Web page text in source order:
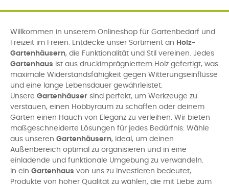
Willkommen in unserem Onlineshop für Gartenbedarf und
Freizeit im Freien. Entdecke unser Sortiment an Holz-
Gartenhäusern, die Funktionalität und Stil vereinen. Jedes
Gartenhaus ist aus druckimprägniertem Holz gefertigt, was
maximale Widerstandsfähigkeit gegen Witterungseinflüsse
und eine lange Lebensdauer gewährleistet.
Unsere Gartenhäuser sind perfekt, um Werkzeuge zu
verstauen, einen Hobbyraum zu schaffen oder deinem
Garten einen Hauch von Eleganz zu verleihen. Wir bieten
maßgeschneiderte Lösungen für jedes Bedürfnis: Wähle
aus unseren Gartenhäusern, ideal, um deinen
Außenbereich optimal zu organisieren und in eine
einladende und funktionale Umgebung zu verwandeln.
In ein Gartenhaus von uns zu investieren bedeutet,
Produkte von hoher Qualität zu wählen, die mit Liebe zum